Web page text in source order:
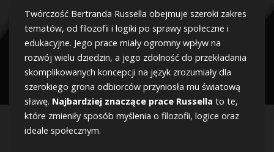
Twórczość Bertranda Russella obejmuje szeroki zakres
tematów, od filozofii i logiki po sprawy społeczne i
edukacyjne. Jego prace miały ogromny wpływ na
rozwój wielu dziedzin, a jego zdolność do przekładania
skomplikowanych koncepcji na język zrozumiały dla
szerokiego grona odbiorców przyniosła mu światową
sławę. Najbardziej znaczące prace Russella to te,
które zmieniły sposób myślenia o filozofii, logice oraz
ideale społecznym.